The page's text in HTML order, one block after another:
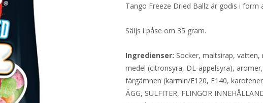
Tango Freeze Dried Ballz är godis i
Säljs i påse om 35 gram.
Ingredienser: Socker, maltsirap,
medel (citronsyra, DL-äppelsyra),
färgämnen (karmin/E120, E140,
ÄGG, SULFITER, FLINGOR